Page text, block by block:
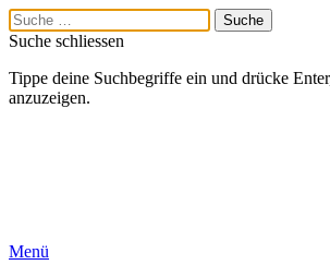
Suche schliessen
Tippe deine Suchbegriffe ein und drücke
anzuzeigen.
Menü